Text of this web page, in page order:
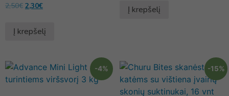
2,50€ 2,30€
Į krepšelį
Į krepšelį
-4% -15%